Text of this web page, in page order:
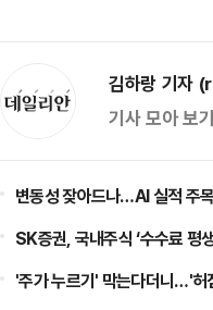
김하랑 기자
기사 모아 보
변동성 잦아드나…AI 실적
SK증권, 국내주식 ‘수수료
'주가 누르기' 막는다더니…'허